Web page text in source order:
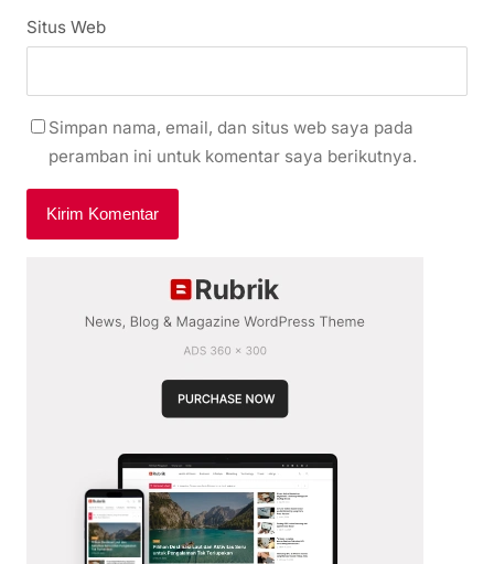
Situs Web
Simpan nama, email, dan situs web saya pada
peramban ini untuk komentar saya berikutnya.